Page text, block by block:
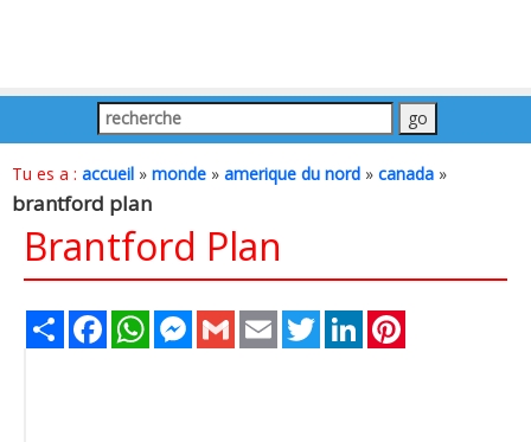
Tu es a : accueil » monde » amerique du nord » canada »
brantford plan
Brantford Plan
Share FacebookWhatsAppMessenger
Gmail Email TwitterLinkedIn